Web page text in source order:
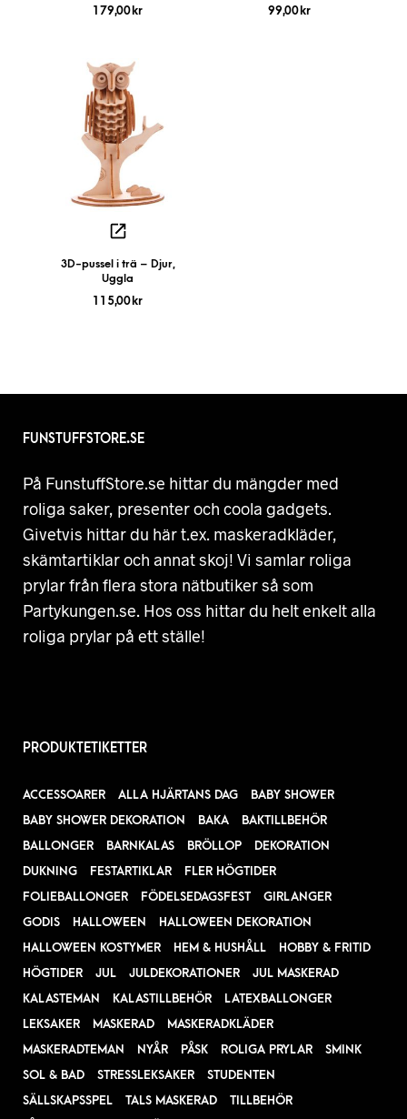
179,00 kr 99,00 kr
3D-pussel i trä – Djur,
Uggla
115,00 kr
FUNSTUFFSTORE.SE
På FunstuffStore.se hittar du mängder med
roliga saker, presenter och coola gadgets.
Givetvis hittar du här t.ex. maskeradkläder,
skämtartiklar och annat skoj! Vi samlar roliga
prylar från flera stora nätbutiker så som
Partykungen.se. Hos oss hittar du helt enkelt alla
roliga prylar på ett ställe!
PRODUKTETIKETTER
ACCESSOARER ALLA HJÄRTANS DAG
BABY SHOWER
BABY SHOWER DEKORATION
BAKA
BAKTILLBEHÖR
BALLONGER
BARNKALAS BRÖLLOP
DEKORATION
DUKNING
FESTARTIKLAR
FLER HÖGTIDER
FOLIEBALLONGER
FÖDELSEDAGSFEST
GIRLANGER
GODIS
HALLOWEEN
HALLOWEEN DEKORATION
HALLOWEEN KOSTYMER
HEM & HUSHÅLL
HOBBY & FRITID
HÖGTIDER
JUL JULDEKORATIONER
JUL MASKERAD
KALASTEMAN
KALASTILLBEHÖR
LATEXBALLONGER
LEKSAKER
MASKERAD
MASKERADKLÄDER
MASKERADTEMAN
NYÅR PÅSK ROLIGA PRYLAR
SMINK
SOL & BAD
STRESSLEKSAKER
STUDENTEN
SÄLLSKAPSSPEL
TALS MASKERAD TILLBEHÖR